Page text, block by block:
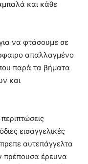
και κάθε
να φτάσουμε σε
απαλλαγμένο
παρά τα βήματα
και
εισαγγελικές
αυτεπάγγελτα
πρέπουσα έρευνα